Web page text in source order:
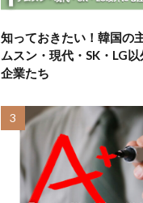
知っておきたい！韓国の
ムスン・現代・SK・LG
企業たち